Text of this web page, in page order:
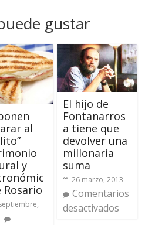
gustar
al
y
Rosario
El hijo de
Fontanarros
a tiene que
devolver una
millonaria
suma
26 marzo, 2013
Comentarios
desactivados